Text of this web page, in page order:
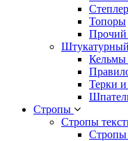
Топоры
Прочий
Кельмы
Терки
Стропы
Стропы
Стропы